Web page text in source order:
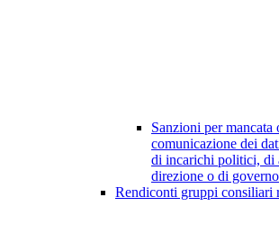
Sanzioni per mancata
comunicazione dei
di incarichi politici, di
direzione o di governo
Rendiconti gruppi consiliari